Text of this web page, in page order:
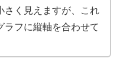
さく見えますが、これ
ラフに縦軸を合わせて